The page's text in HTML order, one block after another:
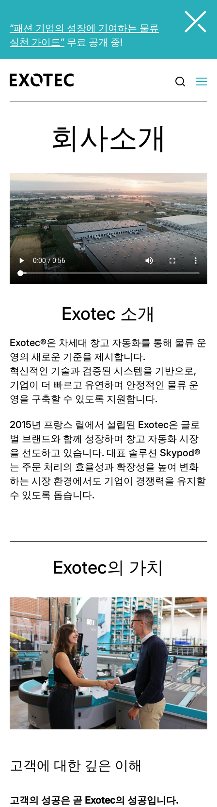
“패션 기업의 성장에 기여하는 물류
실천 가이드” 무료 공개 중!
회사소개
Exotec 소개
Exotec®은 차세대 창고 자동화를 통해 물류 운
영의 새로운 기준을 제시합니다.
혁신적인 기술과 검증된 시스템을 기반으로,
기업이 더 빠르고 유연하며 안정적인 물류 운
영을 구축할 수 있도록 지원합니다.
2015년 프랑스 릴에서 설립된 Exotec은 글로
벌 브랜드와 함께 성장하며 창고 자동화 시장
을 선도하고 있습니다. 대표 솔루션 Skypod®
는 주문 처리의 효율성과 확장성을 높여 변화
하는 시장 환경에서도 기업이 경쟁력을 유지할
수 있도록 돕습니다.
Exotec의 가치
고객에 대한 깊은 이해
고객의 성공은 곧 Exotec의 성공입니다.